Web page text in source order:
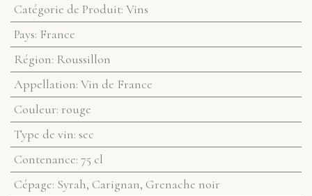
Catégorie de Produit: Vins
Pays: France
Région: Roussillon
Appellation: Vin de France
Couleur: rouge
Type de vin: sec
Contenance: 75 cl
Cépage: Syrah, Carignan, Grenache noir